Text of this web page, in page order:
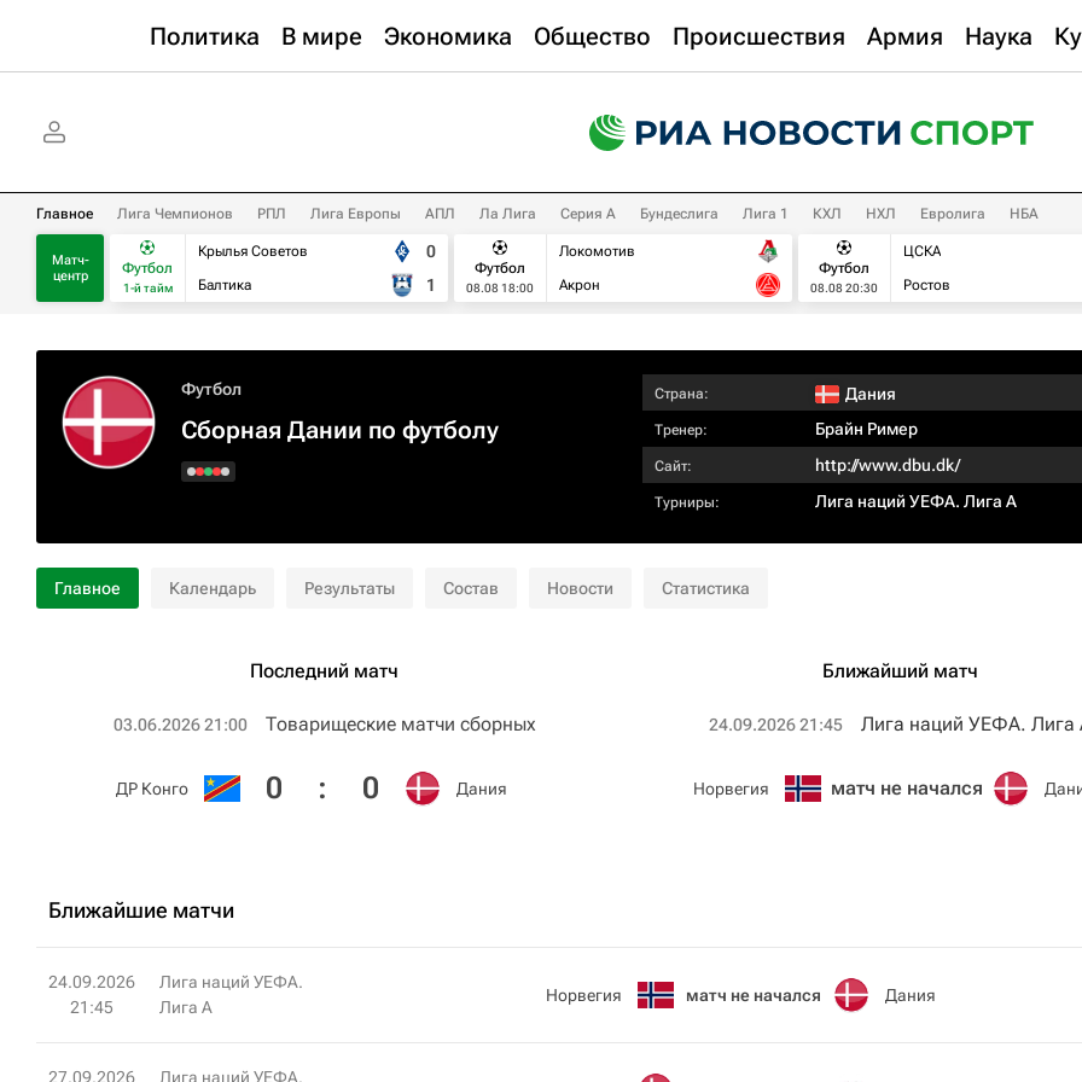
Политика В мире Экономика Общество Происшествия Армия Наука
Главное Лига Чемпионов РПЛ Лига Европы АПЛ Ла Лига Серия А Бундеслига Лига 1 КХЛ НХЛ Евролига НБА
Матч-
центр
Футбол
1-й тайм
Крылья Советов
Балтика
0
1
Футбол
08.08 18:00
Локомотив
Акрон
Футбол
08.08 20:30
ЦСКА
Ростов
Футбол
Сборная Дании по футболу
Страна: Дания
Тренер: Брайн Ример
Сайт: http://www.dbu.dk/
Турниры: Лига наций УЕФА. Лига A
Главное Календарь Результаты Состав Новости Статистика
Последний матч
03.06.2026 21:00 Товарищеские матчи сборных
ДР Конго 0 : 0 Дания
Ближайший матч
24.09.2026 21:45 Лига наций УЕФА. Лига
Норвегия матч не начался
Ближайшие матчи
24.09.2026
21:45
Лига наций УЕФА.
Лига A
Норвегия матч не начался Дания
27.09.2026 Лига наций УЕФА.